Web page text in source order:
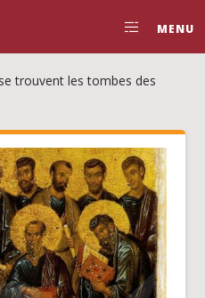
MENU
trouvent les tombes des